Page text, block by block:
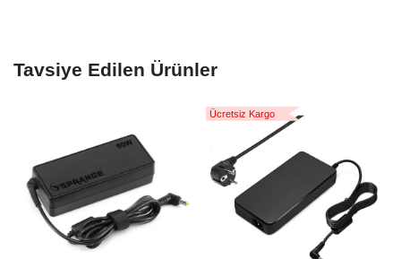
Tavsiye Edilen Ürünler
Ücretsiz Kargo